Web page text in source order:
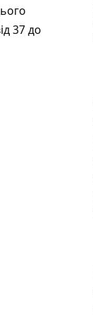
37 до